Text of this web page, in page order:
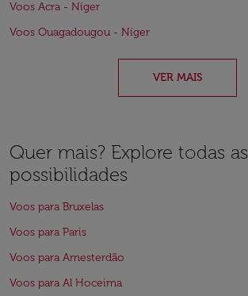
Voos Acra - Níger
Voos Ouagadougou - Níger
VER MAIS
Quer mais? Explore todas as
possibilidades
Voos para Bruxelas
Voos para Paris
Voos para Amesterdão
Voos para Al Hoceima